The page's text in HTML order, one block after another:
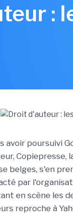
:
avoir poursuivi
Copiepresse,
belges, s'en
par
en scène les
reproche à